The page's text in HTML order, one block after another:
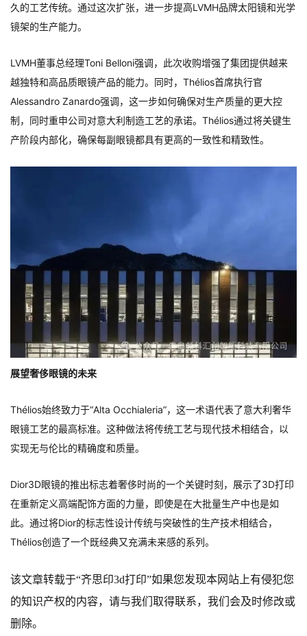
久的工艺传统。通过这次扩张，进一步提高LVMH品牌太阳镜和光学
镜架的生产能力。
LVMH董事总经理Toni Belloni强调，此次收购增强了集团提供越来
越独特和高品质眼镜产品的能力。同时，Thélios首席执行官
Alessandro Zanardo强调，这一步如何确保对生产质量的更大控
制，同时重申公司对意大利制造工艺的承诺。Thélios通过将关键生
产阶段内部化，确保每副眼镜都具有更高的一致性和精致性。
展望奢侈眼镜的未来
Thélios始终致力于“Alta Occhialeria”，这一术语代表了意大利奢华
眼镜工艺的最高标准。这种做法将传统工艺与现代技术相结合，以
实现无与伦比的精确度和质量。
Dior3D眼镜的推出标志着奢侈时尚的一个关键时刻，展示了3D打印
在重新定义高端配饰方面的力量，即使是在大批量生产中也是如
此。通过将Dior的标志性设计传统与突破性的生产技术相结合，
Thélios创造了一个既经典又充满未来感的系列。
该文章转载于“齐思印3d打印”如果您发现本网站上有侵犯您
的知识产权的内容，请与我们取得联系，我们会及时修改或
删除。